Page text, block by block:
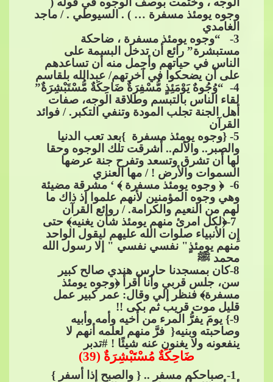
وجوه يومئذ​​ مسفرة … ) . السيوطي . / ماجد
الغامدي
3- “وجوه يومئذ مسفرة ، ضاحكة
مستبشرة” رائع أن تدخل البسمة على
الناس في حياتهم وأجمل منه أن تساعدهم
على أن يضحكوا في آخرتهم/ عبدالله بلقاسم
4- “وُجُوهٌ يَوْمَئِذٍ مُّسْفِرَةٌ ضَاحِكَةٌ مُّسْتَبْشِرَةٌ”
لقاء الناس بالتبسم وطلاقة الوجه، صفات
أهل الجنة تجلب المودة وتنفي التكبر. / فوائد
القرآن
5- {وجوه يومئذ مسفرة }بعد تعب الدنيا
والصبر.. واﻷلم.. أشرقت تلك الوجوه وحقا
لها أن تشرق وتسعد وتفرح جنة عرضها
السموات واﻷرض ! / مها العنزي
6- ﴿ وجوه يومئذ مسفرة ﴾ ‘ مشرقة مضيئة
وهي ​​ وجوه المؤمنين لأنهم علموا إذ ذاك ما
لهم من النعيم والكرامة. / روائع القرآن
​​ 7-﴿لكل امرئ منهم يومئذ شأن يغنيه﴾ حتى
إِن الأنبياء صلوات الله عليهم ليقول الواحد
منهم يومئذٍ" نفسي نفسي " إلا رسول الله
محمد​​ ﷺ
8-كان بمسجدنا حارس هندي صالح كبير
سن، جلس قربي​​ وأنا أقرأ ﴿وجوه يومئذ
مسفرة﴾ فنظر إلي وقال: عمر كبير عمل
قليل موت قريب ثم بكى !!
9-} يومَ يفرُّ المرء من أخيه وأمه وأبيه
وصاحبته وبنيه{ ​​ فرَّ منهم لعلمه أنهم لا
ينفعونه ولا يغنون عنه شيئًا !​​ #تدبر
ضَاحِكَةٌ مُسْتَبْشِرَةٌ (39)
1- صباحكم مسفر .. { والصبح إذا أسفر }